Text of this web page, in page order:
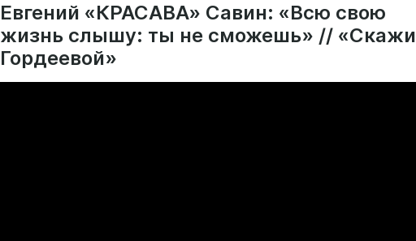
Евгений «КРАСАВА» Савин: «Всю свою
жизнь слышу: ты не сможешь» // «Скажи
Гордеевой»